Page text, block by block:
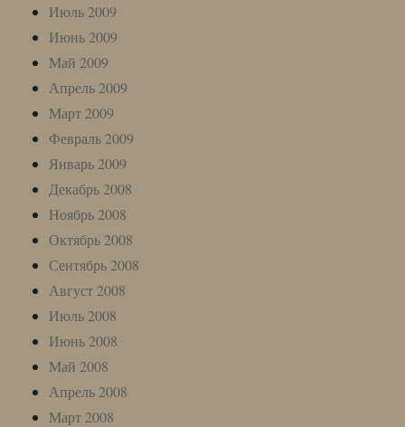
Июль 2009
Июнь 2009
Май 2009
Апрель 2009
Март 2009
Февраль 2009
Январь 2009
Декабрь 2008
Ноябрь 2008
Октябрь 2008
Сентябрь 2008
Август 2008
Июль 2008
Июнь 2008
Май 2008
Апрель 2008
Март 2008